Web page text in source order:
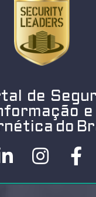
de
e
do